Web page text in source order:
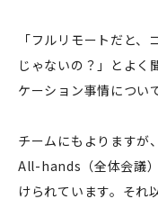
「フルリモートだと
じゃないの？」とよく
ケーション事情につい
チームにもよりますが
All-hands（全体会議
けられています。それ